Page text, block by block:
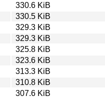
330.6 KiB
330.5 KiB
329.3 KiB
329.3 KiB
325.8 KiB
323.6 KiB
313.3 KiB
310.8 KiB
307.6 KiB